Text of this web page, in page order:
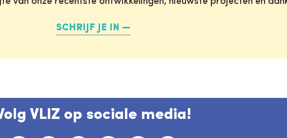
SCHRIJF JE IN
VLIZ op sociale media!